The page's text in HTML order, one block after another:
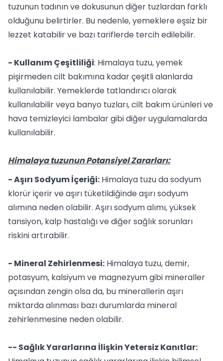
tuzunun tadının ve dokusunun diğer tuzlardan farklı
olduğunu belirtirler. Bu nedenle, yemeklere eşsiz bir
lezzet katabilir ve bazı tariflerde tercih edilebilir.
- Kullanım Çeşitliliği: Himalaya tuzu, yemek
pişirmeden cilt bakımına kadar çeşitli alanlarda
kullanılabilir. Yemeklerde tatlandırıcı olarak
kullanılabilir veya banyo tuzları, cilt bakım ürünleri ve
hava temizleyici lambalar gibi diğer uygulamalarda
kullanılabilir.
Himalaya tuzunun Potansiyel Zararları:
- Aşırı Sodyum İçeriği: Himalaya tuzu da sodyum
klorür içerir ve aşırı tüketildiğinde aşırı sodyum
alımına neden olabilir. Aşırı sodyum alımı, yüksek
tansiyon, kalp hastalığı ve diğer sağlık sorunları
riskini artırabilir.
- Mineral Zehirlenmesi: Himalaya tuzu, demir,
potasyum, kalsiyum ve magnezyum gibi mineraller
açısından zengin olsa da, bu minerallerin aşırı
miktarda alınması bazı durumlarda mineral
zehirlenmesine neden olabilir.
-- Sağlık Yararlarına İlişkin Yetersiz Kanıtlar: